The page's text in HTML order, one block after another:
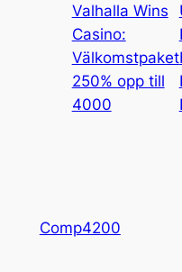
Valhalla Wins
Casino:
Välkomstpaket
250% opp till
4000
Comp4200